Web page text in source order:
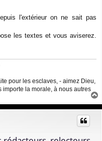
l'extérieur on ne sait pas
les textes et vous aviserez.
pour les esclaves, - aimez Dieu,
importe la morale, à nous autres
u